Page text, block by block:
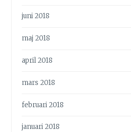
juni 2018
maj 2018
april 2018
mars 2018
februari 2018
januari 2018